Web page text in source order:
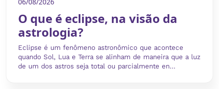
O que é eclipse, na visão da
astrologia?
Eclipse é um fenômeno astronômico que acontece
quando Sol, Lua e Terra se alinham de maneira que a luz
de um dos astros seja total ou parcialmente en...